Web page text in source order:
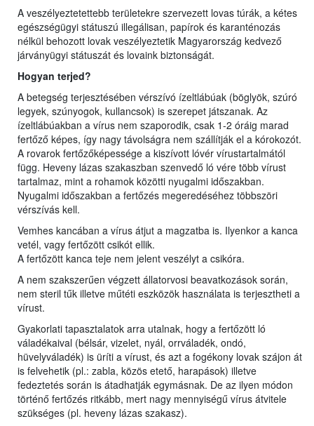
A veszélyeztetettebb területekre szervezett lovas túrák, a kétes
egészségügyi státuszú illegálisan, papírok és karanténozás
nélkül behozott lovak veszélyeztetik Magyarország kedvező
járványügyi státuszát és lovaink biztonságát.
Hogyan terjed?
A betegség terjesztésében vérszívó ízeltlábúak (böglyök, szúró
legyek, szúnyogok, kullancsok) is szerepet játszanak. Az
ízeltlábúakban a vírus nem szaporodik, csak 1-2 óráig marad
fertőző képes, így nagy távolságra nem szállítják el a kórokozót.
A rovarok fertőzőképessége a kiszívott lóvér vírustartalmától
függ. Heveny lázas szakaszban szenvedő ló vére több vírust
tartalmaz, mint a rohamok közötti nyugalmi időszakban.
Nyugalmi időszakban a fertőzés megeredéséhez többszöri
vérszívás kell.
Vemhes kancában a vírus átjut a magzatba is. Ilyenkor a kanca
vetél, vagy fertőzött csikót ellik.
A fertőzött kanca teje nem jelent veszélyt a csikóra.
A nem szakszerűen végzett állatorvosi beavatkozások során,
nem steril tűk illetve műtéti eszközök használata is terjesztheti a
vírust.
Gyakorlati tapasztalatok arra utalnak, hogy a fertőzött ló
váladékaival (bélsár, vizelet, nyál, orrváladék, ondó,
hüvelyváladék) is üríti a vírust, és azt a fogékony lovak szájon át
is felvehetik (pl.: zabla, közös etető, harapások) illetve
fedeztetés során is átadhatják egymásnak. De az ilyen módon
történő fertőzés ritkább, mert nagy mennyiségű vírus átvitele
szükséges (pl. heveny lázas szakasz).